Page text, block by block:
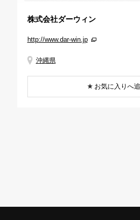
株式会社ダーウィン
http://www.dar-win.jp
沖縄県
お気に入りへ